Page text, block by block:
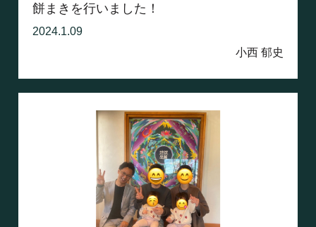
餅まきを行いました！
2024.1.09
小西 郁史